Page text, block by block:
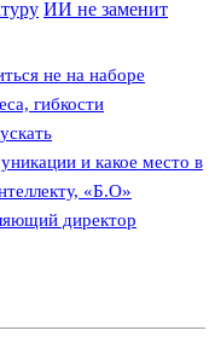
ИИ не заменит
не на наборе
гибкости
и какое место в
«Б.О»
директор